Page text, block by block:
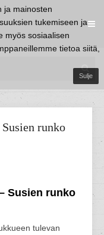
ja mainosten
tukemiseen ja
myös sosiaalisen
tietoa siitä,
Sulje
runko
Susien runko
tulevan